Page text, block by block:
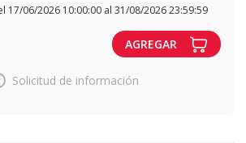
17/06/2026 10:00:00 al 31/08/2026 23:59:59
AGREGAR
Solicitud de información